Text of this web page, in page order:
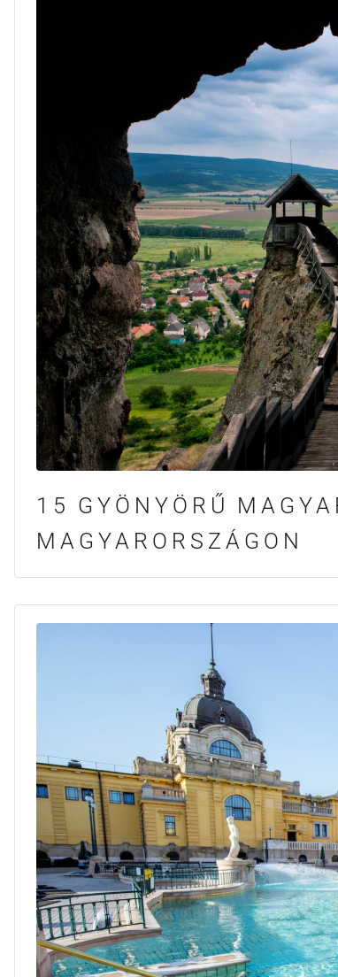
15 GYÖNYÖRŰ
MAGYARORSZÁGON